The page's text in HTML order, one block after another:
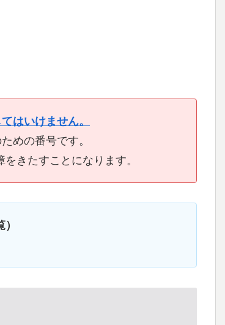
はいけません。
めの番号です。
きたすことになります。